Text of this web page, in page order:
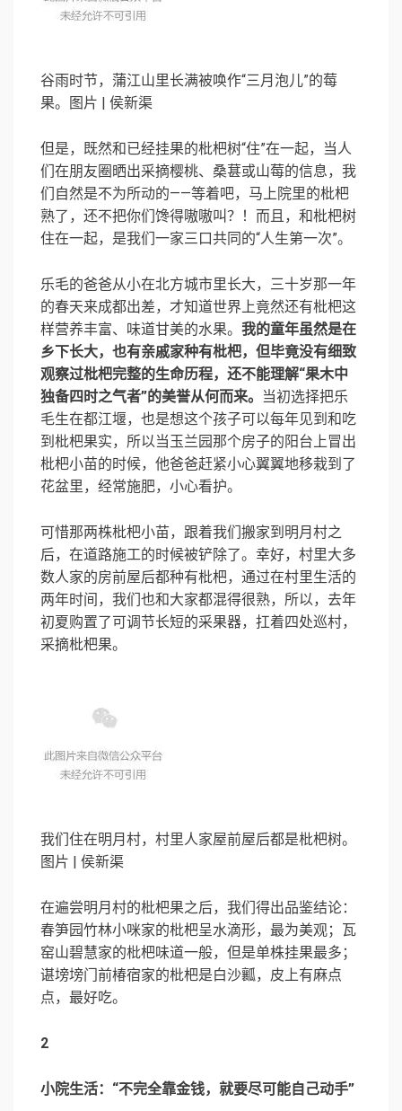
谷雨时节，蒲江山里长满被唤作“三月泡儿”的莓
果。图片 | 侯新渠
但是，既然和已经挂果的枇杷树“住”在一起，当人
们在朋友圈晒出采摘樱桃、桑葚或山莓的信息，我
们自然是不为所动的——等着吧，马上院里的枇杷
熟了，还不把你们馋得嗷嗷叫？！而且，和枇杷树
住在一起，是我们一家三口共同的“人生第一次”。
乐毛的爸爸从小在北方城市里长大，三十岁那一年
的春天来成都出差，才知道世界上竟然还有枇杷这
样营养丰富、味道甘美的水果。 我的童年虽然是在
乡下长大，也有亲戚家种有枇杷，但毕竟没有细致
观察过枇杷完整的生命历程，还不能理解“果木中
独备四时之气者”的美誉从何而来。 当初选择把乐
毛生在都江堰，也是想这个孩子可以每年见到和吃
到枇杷果实，所以当玉兰园那个房子的阳台上冒出
枇杷小苗的时候，他爸爸赶紧小心翼翼地移栽到了
花盆里，经常施肥，小心看护。
可惜那两株枇杷小苗，跟着我们搬家到明月村之
后，在道路施工的时候被铲除了。幸好，村里大多
数人家的房前屋后都种有枇杷，通过在村里生活的
两年时间，我们也和大家都混得很熟，所以，去年
初夏购置了可调节长短的采果器，扛着四处巡村，
采摘枇杷果。
我们住在明月村，村里人家屋前屋后都是枇杷树。
图片 | 侯新渠
在遍尝明月村的枇杷果之后，我们得出品鉴结论：
春笋园竹林小咪家的枇杷呈水滴形，最为美观；瓦
窑山碧慧家的枇杷味道一般，但是单株挂果最多；
谌塝塝门前椿宿家的枇杷是白沙瓤，皮上有麻点
点，最好吃。
2
小院生活：“不完全靠金钱，就要尽可能自己动手”